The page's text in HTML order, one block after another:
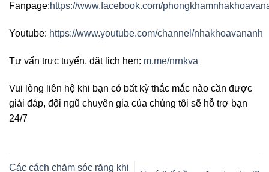
Fanpage:https://www.facebook.com/
Youtube: https://www.youtube.com/channel/nhakhoavananh
Tư vấn trực tuyến, đặt lịch hẹn: m.me/nrnkva
Vui lòng liên hệ khi bạn có bất kỳ thắc mắc nào cần được
giải đáp, đội ngũ chuyên gia của chúng tôi sẽ hỗ trợ bạn
24/7
Các cách chăm sóc răng khi